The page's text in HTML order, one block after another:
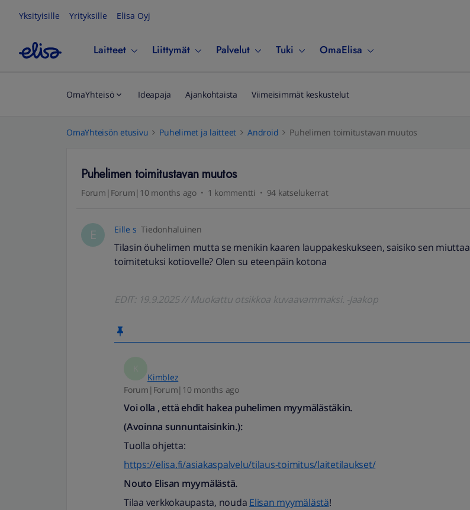
Yksityisille Yrityksille Elisa Oyj
Laitteet Liittymät Palvelut Tuki OmaElisa
OmaYhteisö Ideapaja Ajankohtaista Viimeisimmät keskustelut
OmaYhteisön etusivu Puhelimet ja laitteet Android Puhelimen toimitustavan muutos
Puhelimen toimitustavan muutos
Forum|Forum|10 months ago 1 kommentti 94 katselukerrat
E Eille s Tiedonhaluinen
Tilasin öuhelimen mutta se menikin kaaren lauppakeskukseen, saisiko sen miuttaa
toimitetuksi kotiovelle? Olen su eteenpäin kotona
EDIT: 19.9.2025 // Muokattu otsikkoa kuvaavammaksi. -Jaakop
Kimblez
Forum|Forum|10 months ago
Voi olla , että ehdit hakea puhelimen myymälästäkin.
(Avoinna sunnuntaisinkin.):
Tuolla ohjetta:
https://elisa.fi/asiakaspalvelu/tilaus-toimitus/laitetilaukset/
Nouto Elisan myymälästä.
Tilaa verkkokaupasta, nouda Elisan myymälästä!